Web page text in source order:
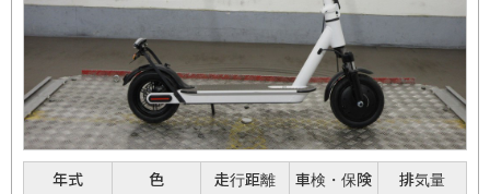
年式 色 走行距離 車検・保険
排気量